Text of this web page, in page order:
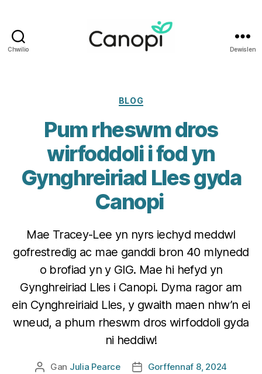
Chwilio
Iechyd
Cymru
Dewislen
Categorïau
BLOG
Pum rheswm dros
wirfoddoli i fod yn
Gynghreiriad Lles gyda
Canopi
Mae Tracey-Lee yn nyrs iechyd meddwl
gofrestredig ac mae ganddi bron 40 mlynedd
o brofiad yn y GIG. Mae hi hefyd yn
Gynghreiriad Lles i Canopi. Dyma ragor am
ein Cynghreiriaid Lles, y gwaith maen nhw’n ei
wneud, a phum rheswm dros wirfoddoli gyda
ni heddiw!
Awdur
Gan Julia Pearce
Dyddiad
Gorffennaf 8, 2024